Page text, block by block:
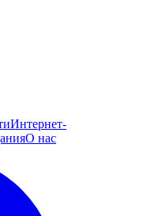
Интернет-
О нас